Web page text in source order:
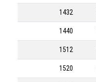
1432
1440
1512
1520